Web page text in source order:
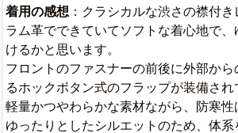
着用の感想 ：クラシカルな渋さの襟付き
ラム革でできていてソフトな着心地で
けるかと思います。
フロントのファスナーの前後に外部か
るホックボタン式のフラップが装備され
軽量かつやわらかな素材ながら、防寒性
ゆったりとしたシルエットのため、体